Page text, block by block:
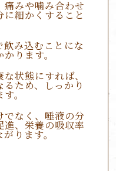
痛みや噛み合わせ
細かくすること
み込むことにな
ります。
状態にすれば、
ため、しっかり
。
でなく、唾液の分
、栄養の吸収率
ります。